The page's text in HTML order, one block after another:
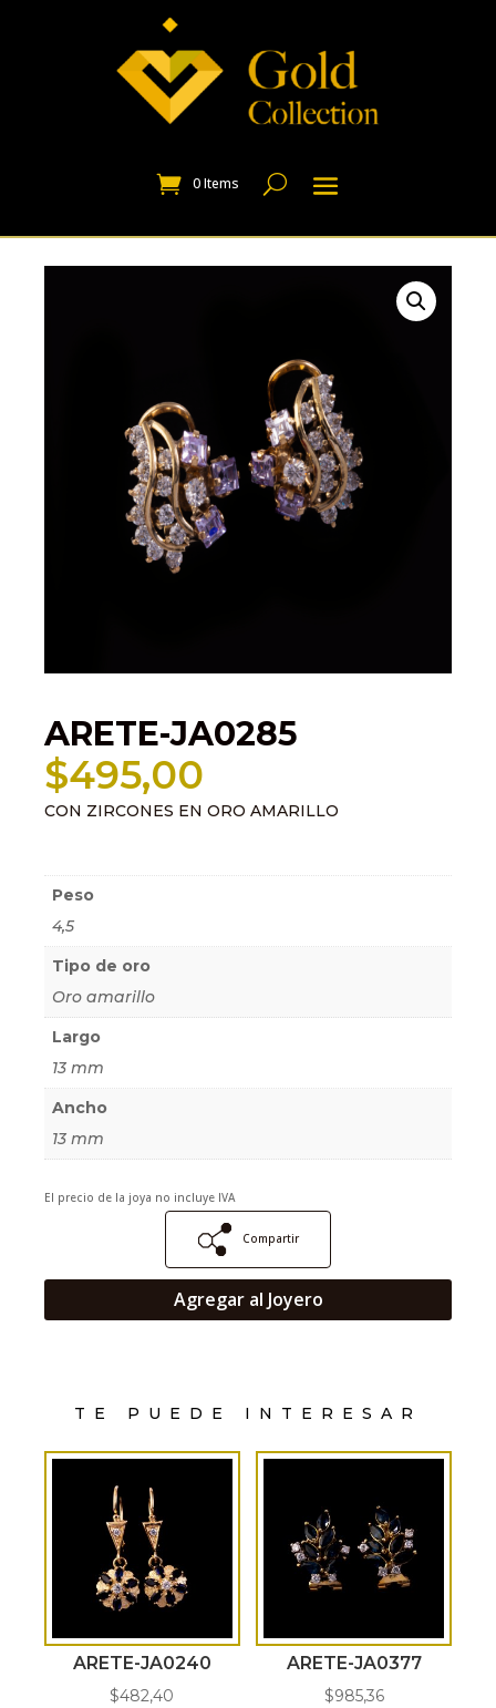
0 Items
ARETE-JA0285
$495,00
CON ZIRCONES EN ORO AMARILLO
Peso
4,5
Tipo de oro
Oro amarillo
Largo
13 mm
Ancho
13 mm
El precio de la joya no incluye IVA
Compartir
Agregar al Joyero
TE PUEDE INTERESAR
ARETE-JA0240
$482,40
ARETE-JA0377
$985,36